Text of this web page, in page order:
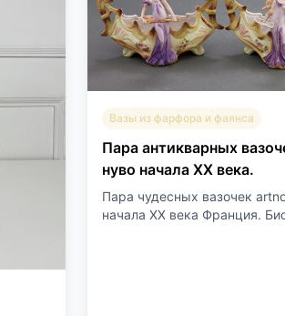
Вазы из фарфора и фаянса
Пара антикварных
нуво начала XX века.
Пара чудесных вазочек
начала XX века Франция.